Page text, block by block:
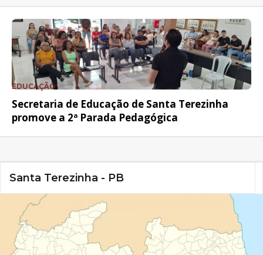
EDUCAÇÃO
Secretaria de Educação de Santa Terezinha
promove a 2ª Parada Pedagógica
Santa Terezinha - PB